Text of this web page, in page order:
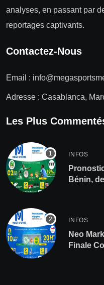
analyses, en passant par
reportages captivants.
Contactez-Nous
Email :
Adresse : Casablanca,
Les Plus
INFOS
Bénin,
INFOS
Neo
Finale